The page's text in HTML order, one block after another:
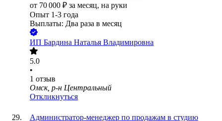
от 70 000 ₽ за месяц, на руки
Опыт 1-3 года
Выплаты: Два раза в месяц
ИП Бардина Наталья Владимировна
5.0
•
1 отзыв
Омск, р-н Центральный
Откликнуться
Администратор-менеджер по продажам в студию